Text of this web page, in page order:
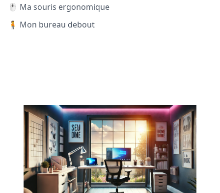
🖱️ Ma souris ergonomique
🧍 Mon bureau debout